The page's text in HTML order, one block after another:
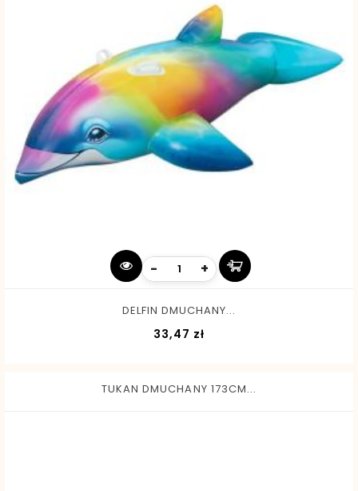
- +
DELFIN DMUCHANY...
33,47 złCena
TUKAN DMUCHANY 173CM...